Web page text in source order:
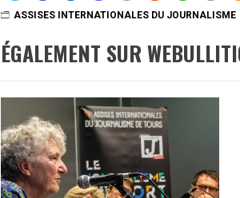
ASSISES INTERNATIONALES DU JOURNALISME
ÉGALEMENT SUR